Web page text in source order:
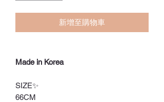
新增至購物車
Made in Korea
SIZE✨
66CM